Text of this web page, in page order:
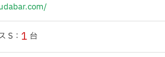
S： 1 台